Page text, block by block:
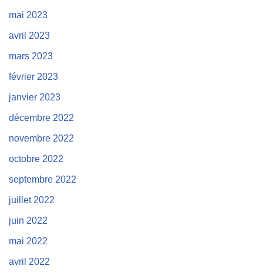
mai 2023
avril 2023
mars 2023
février 2023
janvier 2023
décembre 2022
novembre 2022
octobre 2022
septembre 2022
juillet 2022
juin 2022
mai 2022
avril 2022